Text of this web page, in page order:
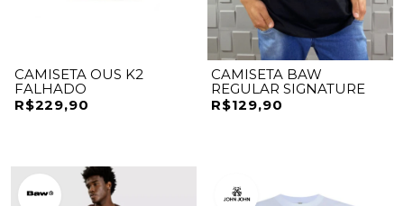
CAMISETA OUS K2
FALHADO
R$229,90
CAMISETA BAW
REGULAR SIGNATURE
R$129,90